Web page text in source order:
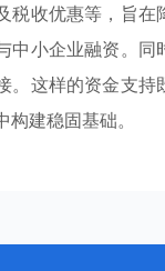
税收优惠等，旨
中小企业融资。同
。这样的资金支
建稳固基础。